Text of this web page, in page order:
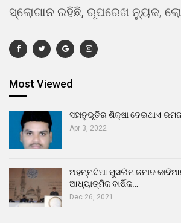
ସ୍ଲୋଗାନ ରହିଛି, ରୂପରେଖ ନ୍ୟୁଜ,
Most Viewed
ସହାନୁଭୂତିର ଶିକ୍ଷା ଦେଇଥାଏ
Apr 3, 2022
ଅହମ୍ମଦିଆ ମୁସଲିମ ଜମାତ
ଆଧ୍ୟାତ୍ମିକ ବାର୍ଷିକ…
Dec 26, 2021